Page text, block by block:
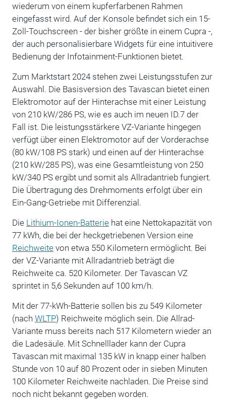
wiederum von einem kupferfarbenen Rahmen
eingefasst wird. Auf der Konsole befindet sich ein 15-
Zoll-Touchscreen - der bisher größte in einem Cupra -,
der auch personalisierbare Widgets für eine intuitivere
Bedienung der Infotainment-Funktionen bietet.
Zum Marktstart 2024 stehen zwei Leistungsstufen zur
Auswahl. Die Basisversion des Tavascan bietet einen
Elektromotor auf der Hinterachse mit einer Leistung
von 210 kW/286 PS, wie es auch im neuen ID.7 der
Fall ist. Die leistungsstärkere VZ-Variante hingegen
verfügt über einen Elektromotor auf der Vorderachse
(80 kW/108 PS stark) und einen auf der Hinterachse
(210 kW/285 PS), was eine Gesamtleistung von 250
kW/340 PS ergibt und somit als Allradantrieb fungiert.
Die Übertragung des Drehmoments erfolgt über ein
Ein-Gang-Getriebe mit Differenzial.
Die Lithium-Ionen-Batteriehat eine Nettokapazität von
77 kWh, die bei der heckgetriebenen Version eine
Reichweitevon etwa 550 Kilometern ermöglicht. Bei
der VZ-Variante mit Allradantrieb beträgt die
Reichweite ca. 520 Kilometer. Der Tavascan VZ
sprintet in 5,6 Sekunden auf 100 km/h.
Mit der 77-kWh-Batterie sollen bis zu 549 Kilometer
(nach WLTP) Reichweite möglich sein. Die Allrad-
Variante muss bereits nach 517 Kilometern wieder an
die Ladesäule. Mit Schnelllader kann der Cupra
Tavascan mit maximal 135 kW in knapp einer halben
Stunde von 10 auf 80 Prozent oder in sieben Minuten
100 Kilometer Reichweite nachladen. Die Preise sind
noch nicht bekannt gegeben worden.